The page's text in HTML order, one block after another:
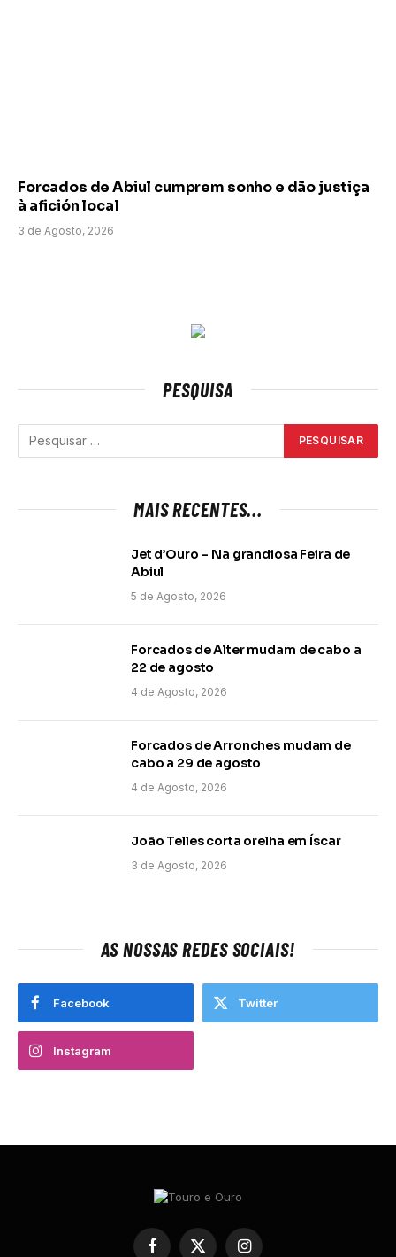
Forcados de Abiul cumprem sonho e dão justiça
à afición local
3 de Agosto, 2026
PESQUISA
MAIS RECENTES...
Jet d’Ouro – Na grandiosa Feira de
Abiul
5 de Agosto, 2026
Forcados de Alter mudam de cabo a
22 de agosto
4 de Agosto, 2026
Forcados de Arronches mudam de
cabo a 29 de agosto
4 de Agosto, 2026
João Telles corta orelha em Íscar
3 de Agosto, 2026
AS NOSSAS REDES SOCIAIS!
Facebook Twitter
Instagram
Facebook
X Instagram